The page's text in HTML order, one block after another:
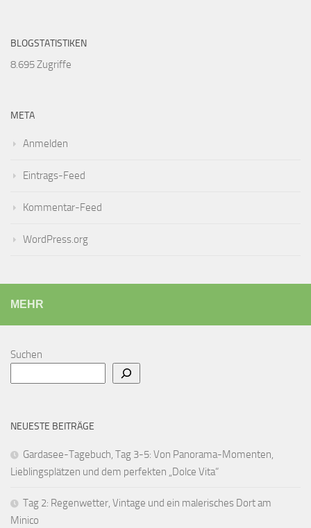
BLOGSTATISTIKEN
8.695 Zugriffe
META
Anmelden
Eintrags-Feed
Kommentar-Feed
WordPress.org
MEHR
Suchen
NEUESTE BEITRÄGE
Gardasee-Tagebuch, Tag 3-5: Von Panorama-Momenten,
Lieblingsplätzen und dem perfekten „Dolce Vita“
Tag 2: Regenwetter, Vintage und ein malerisches Dort am
Minico